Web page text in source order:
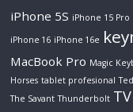
iPhone 5S iPhone 15 Pro
iPhone 16 iPhone 16e
MacBook Pro Magic
Horses tablet profesional
The Savant Thunderbolt TV